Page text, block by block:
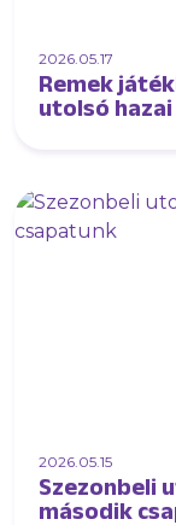
2026.05.17
Remek
utolsó
2026.05.15
Szezonbeli
második